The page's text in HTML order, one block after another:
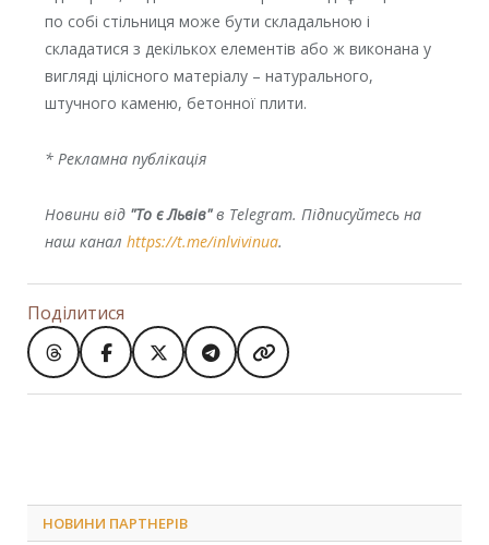
по собі стільниця може бути складальною і
складатися з декількох елементів або ж виконана у
вигляді цілісного матеріалу – натурального,
штучного каменю, бетонної плити.
* Рекламна публікація
Новини від "То є Львів"в Telegram. Підписуйтесь на
наш канал https://t.me/inlvivinua.
Поділитися
НОВИНИ ПАРТНЕРІВ